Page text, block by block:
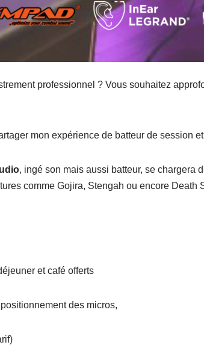
professionnel ? Vous souhaitez
mon expérience de batteur de session
, ingé son mais aussi batteur, se chargera
comme Gojira, Stengah ou encore Death
et café offerts
des micros,